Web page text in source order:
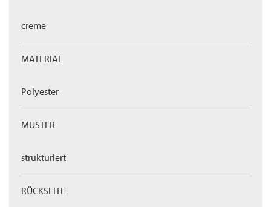
creme
MATERIAL
Polyester
MUSTER
strukturiert
RÜCKSEITE